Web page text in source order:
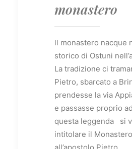
monastero
ll monastero nacque
storico di Ostuni
La tradizione ci
Pietro, sbarcato a
prendesse la via
e passasse proprio
questa leggenda si
intitolare il
all’apostolo Pietro.